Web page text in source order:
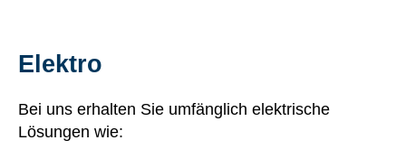
Elektro
Bei uns erhalten Sie umfänglich elektrische
Lösungen wie: